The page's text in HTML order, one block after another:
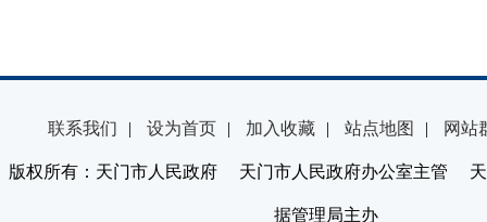
联系我们 | 设为首页 | 加入收藏 | 站点地图 | 网站
版权所有：天门市人民政府 天门市人民政府办公室主管 天
据管理局主办